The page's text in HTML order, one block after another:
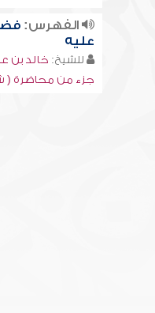
الفهرس:
عليه
للشيخ: خالد بن
جزء من محاضرة (